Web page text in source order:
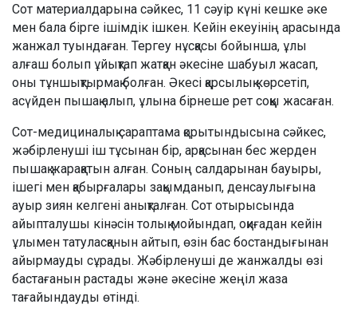
Сот материалдарына сәйкес, 11 сәуір күні кешке әке
мен бала бірге ішімдік ішкен. Кейін екеуінің арасында
жанжал туындаған. Тергеу нұсқасы бойынша, ұлы
алғаш болып ұйықтап жатқан әкесіне шабуыл жасап,
оны тұншықтырмақ болған. Әкесі қарсылық көрсетіп,
асүйден пышақ алып, ұлына бірнеше рет соққы жасаған.
Сот-медициналық сараптама қорытындысына сәйкес,
жәбірленуші іш тұсынан бір, арқасынан бес жерден
пышақ жарақатын алған. Соның салдарынан бауыры,
ішегі мен қабырғалары зақымданып, денсаулығына
ауыр зиян келгені анықталған. Сот отырысында
айыпталушы кінәсін толық мойындап, оқиғадан кейін
ұлымен татуласқанын айтып, өзін бас бостандығынан
айырмауды сұрады. Жәбірленуші де жанжалды өзі
бастағанын растады және әкесіне жеңіл жаза
тағайындауды өтінді.